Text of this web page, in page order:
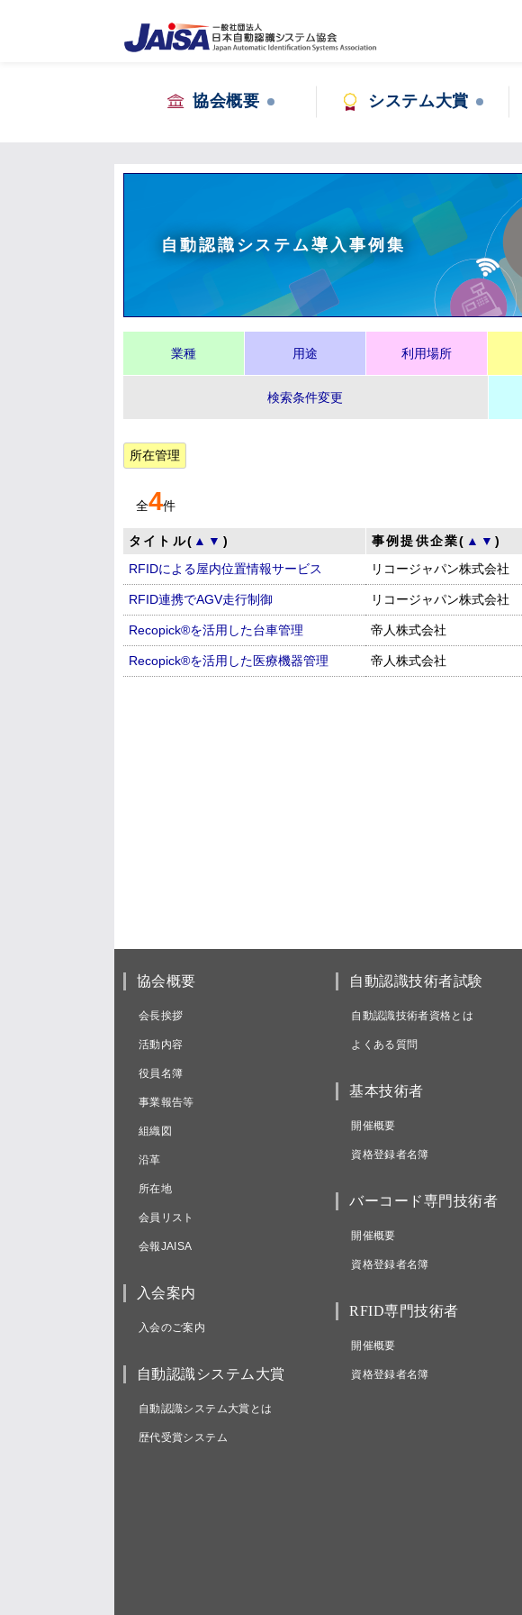
協会概要 システム大賞
自動認識システム導入事例集
業種 用途 利用場所
検索条件変更
所在管理
全4件
タイトル( ▲ ▼ ) 事例提供企業( ▲ ▼)
RFIDによる屋内位置情報サービス
リコージャパン株式会社
RFID連携でAGV走行制御 リコージャパン株式会社
Recopick®を活用した台車管理 帝人株式会社
Recopick®を活用した医療機器管理 帝人株式会社
協会概要
会長挨拶
活動内容
役員名簿
事業報告等
組織図
沿革
所在地
会員リスト
会報JAISA
入会案内
入会のご案内
自動認識システム大賞
自動認識システム大賞とは
歴代受賞システム
自動認識技術者試験
自動認識技術者資格とは
よくある質問
基本技術者
開催概要
資格登録者名簿
バーコード専門技術者
開催概要
資格登録者名簿
RFID専門技術者
開催概要
資格登録者名簿